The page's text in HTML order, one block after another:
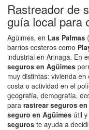
Rastreador de
guía local para
Agüimes, en Las Palmas (
barrios costeros como
industrial en Arinaga. En
seguros en Agüimes
muy distintas: vivienda
costa o actividad en el
geografía, demografía,
para rastrear seguros
seguro en Agüimes útil
seguros te ayuda a